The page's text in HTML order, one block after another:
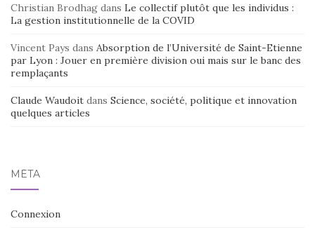
Christian Brodhag dans Le collectif plutôt que les individus :
La gestion institutionnelle de la COVID
Vincent Pays dans Absorption de l’Université de Saint-Etienne
par Lyon : Jouer en première division oui mais sur le banc des
remplaçants
Claude Waudoit dans Science, société, politique et innovation
quelques articles
MÉTA
Connexion